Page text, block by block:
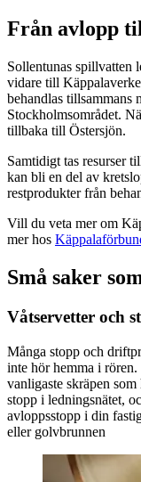
Från avlopp
Sollentunas spillvatten
vidare till
behandlas tillsammans
Stockholmsområdet.
tillbaka till Östersjön.
Samtidigt tas resurser
kan bli en del av
restprodukter från
Vill du veta mer om
mer hos
Små saker
Våtservetter och
Många stopp och
inte hör hemma i
vanligaste skräpen
stopp i ledningsnätet,
avloppsstopp i din
eller golvbrunnen